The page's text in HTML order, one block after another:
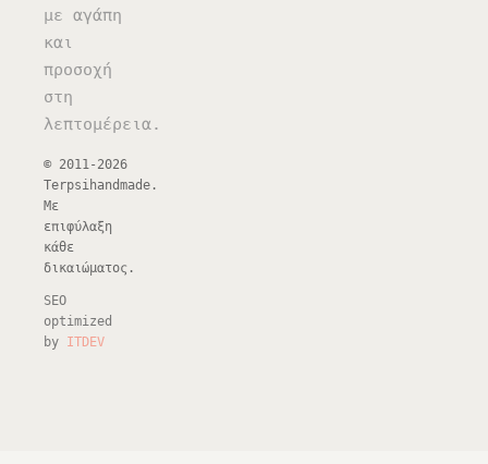
με αγάπη
και
προσοχή
στη
λεπτομέρεια.
© 2011-2026
Terpsihandmade.
Με
επιφύλαξη
κάθε
δικαιώματος.
SEO
optimized
by ITDEV